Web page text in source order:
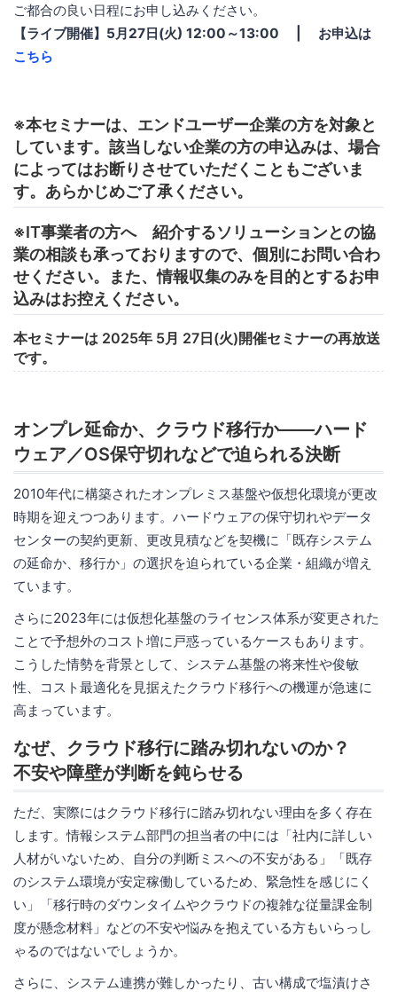
ご都合の良い日程にお申し込みください。
【ライブ開催】5月27日(火) 12:00～13:00 | お申込は
こちら
※本セミナーは、エンドユーザー企業の方を対象と
しています。該当しない企業の方の申込みは、場合
によってはお断りさせていただくこともございま
す。あらかじめご了承ください。
※IT事業者の方へ 紹介するソリューションとの協
業の相談も承っておりますので、個別にお問い合わ
せください。また、情報収集のみを目的とするお申
込みはお控えください。
本セミナーは 2025年 5月 27日(火)開催セミナーの再放送
です。
オンプレ延命か、クラウド移行か――ハード
ウェア／OS保守切れなどで迫られる決断
2010年代に構築されたオンプレミス基盤や仮想化環境が更改
時期を迎えつつあります。ハードウェアの保守切れやデータ
センターの契約更新、更改見積などを契機に「既存システム
の延命か、移行か」の選択を迫られている企業・組織が増え
ています。
さらに2023年には仮想化基盤のライセンス体系が変更された
ことで予想外のコスト増に戸惑っているケースもあります。
こうした情勢を背景として、システム基盤の将来性や俊敏
性、コスト最適化を見据えたクラウド移行への機運が急速に
高まっています。
なぜ、クラウド移行に踏み切れないのか？
不安や障壁が判断を鈍らせる
ただ、実際にはクラウド移行に踏み切れない理由を多く存在
します。情報システム部門の担当者の中には「社内に詳しい
人材がいないため、自分の判断ミスへの不安がある」「既存
のシステム環境が安定稼働しているため、緊急性を感じにく
い」「移行時のダウンタイムやクラウドの複雑な従量課金制
度が懸念材料」などの不安や悩みを抱えている方もいらっし
ゃるのではないでしょうか。
さらに、システム連携が難しかったり、古い構成で塩漬けさ